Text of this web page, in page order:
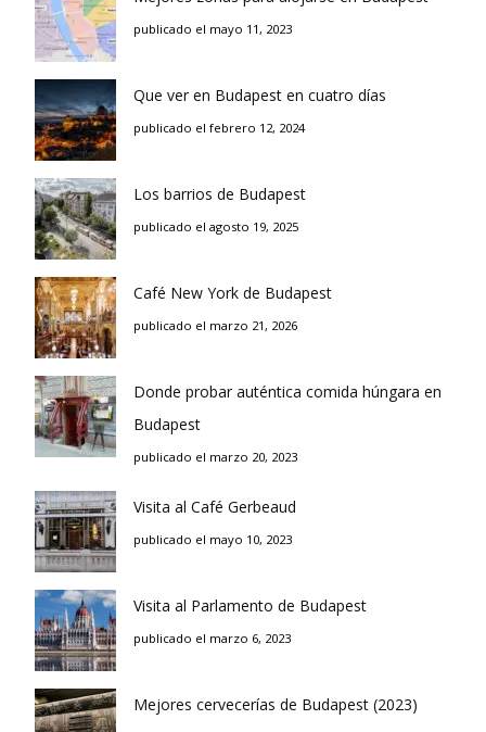
publicado el mayo 11, 2023
Que ver en Budapest en cuatro días
publicado el febrero 12, 2024
Los barrios de Budapest
publicado el agosto 19, 2025
Café New York de Budapest
publicado el marzo 21, 2026
Donde probar auténtica comida húngara en
Budapest
publicado el marzo 20, 2023
Visita al Café Gerbeaud
publicado el mayo 10, 2023
Visita al Parlamento de Budapest
publicado el marzo 6, 2023
Mejores cervecerías de Budapest (2023)